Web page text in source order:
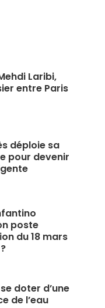
Laribi,
entre Paris
déploie sa
pour devenir
poste
du 18 mars
doter d’une
de l’eau